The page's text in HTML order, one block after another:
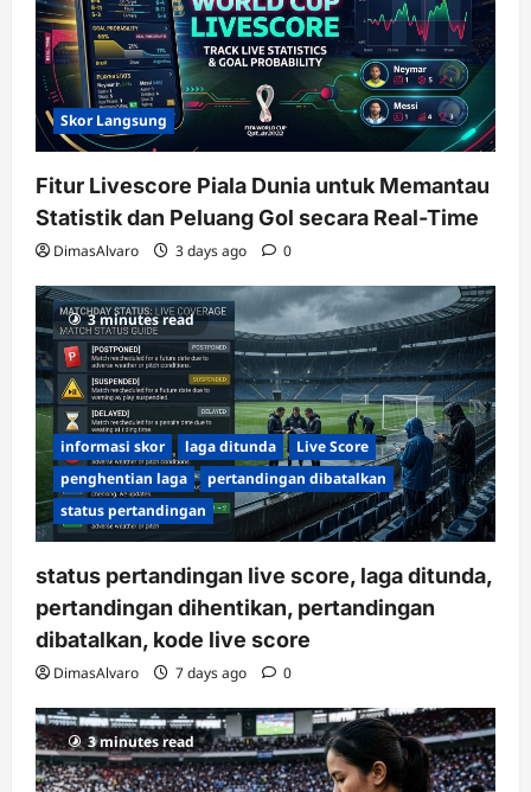
Skor Langsung
Fitur Livescore Piala Dunia untuk Memantau
Statistik dan Peluang Gol secara Real-Time
DimasAlvaro 3 days ago 0
3 minutes read
informasi skor laga ditunda
Live Score
penghentian laga
pertandingan dibatalkan
status pertandingan
status pertandingan live score, laga ditunda,
pertandingan dihentikan, pertandingan
dibatalkan, kode live score
DimasAlvaro 7 days ago 0
3 minutes read